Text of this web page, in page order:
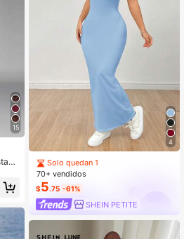
15
4
Solo quedan 1
70+ vendidos
$5.75 -61%
SHEIN PETITE